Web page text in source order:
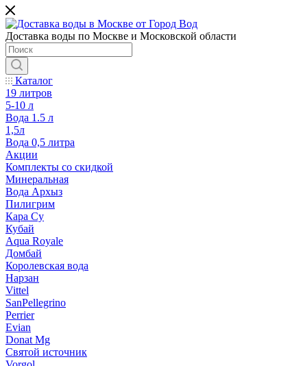
Доставка воды по Москве и Московской области
Каталог
19 литров
5-10 л
Вода 1.5 л
1,5л
Вода 0,5 литра
Акции
Комплекты со скидкой
Минеральная
Вода Архыз
Пилигрим
Кара Су
Кубай
Aqua Royale
Домбай
Королевская вода
Нарзан
Vittel
SanPellegrino
Perrier
Evian
Donat Mg
Святой источник